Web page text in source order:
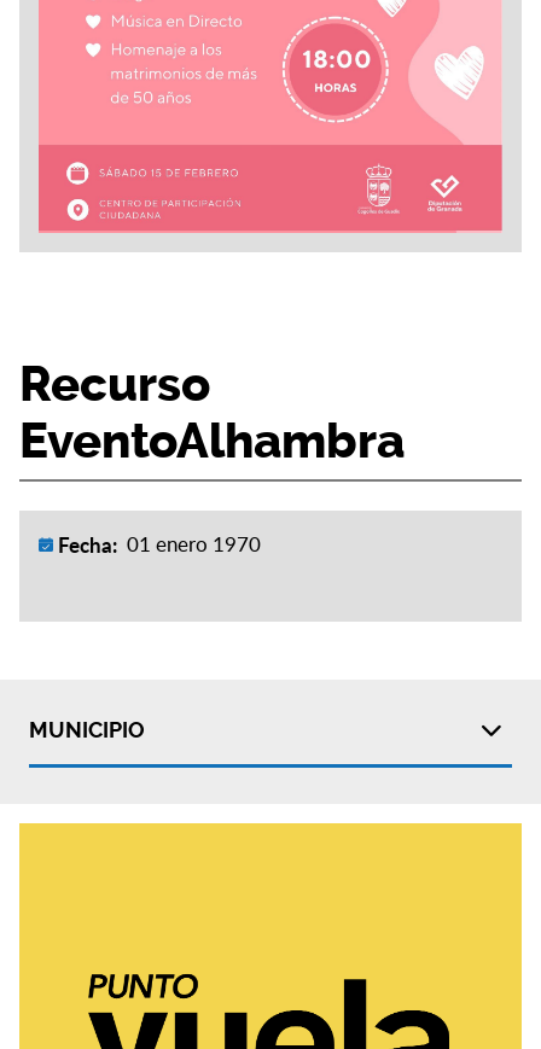
Recurso
EventoAlhambra
Fecha: 01 enero 1970
MUNICIPIO